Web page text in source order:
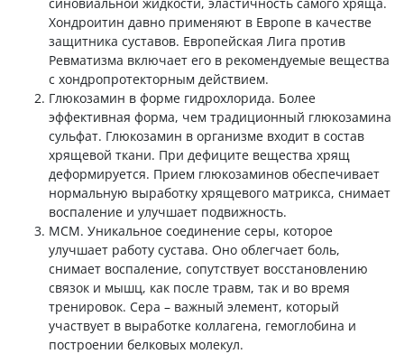
Хондроитин давно применяют в Европе в качестве
защитника суставов. Европейская Лига против
Ревматизма включает его в рекомендуемые вещества
с хондропротекторным действием.
Глюкозамин в форме гидрохлорида. Более
эффективная форма, чем традиционный глюкозамина
сульфат. Глюкозамин в организме входит в состав
хрящевой ткани. При дефиците вещества хрящ
деформируется. Прием глюкозаминов обеспечивает
нормальную выработку хрящевого матрикса, снимает
воспаление и улучшает подвижность.
МСМ. Уникальное соединение серы, которое
улучшает работу сустава. Оно облегчает боль,
снимает воспаление, сопутствует восстановлению
связок и мышц, как после травм, так и во время
тренировок. Сера – важный элемент, который
участвует в выработке коллагена, гемоглобина и
построении белковых молекул.